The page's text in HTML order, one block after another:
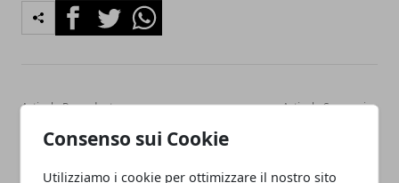
Consenso sui Cookie
Utilizziamo i cookie per ottimizzare il nostro sito
FacebookTwitterWhatsapp
Articolo Precedente
Trasforma il Tuo Pavimento
Di Casa Con Il Travertino
Articolo Successivo